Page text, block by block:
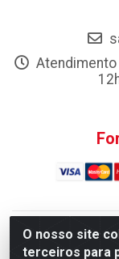
O nosso site
terceiros para
Atacadao da
Distribuicao